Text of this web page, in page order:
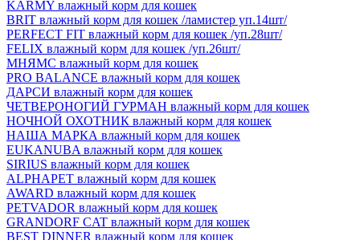
KARMY влажный корм для кошек
BRIT влажный корм для кошек /ламистер уп.14шт/
PERFECT FIT влажный корм для кошек /уп.28шт/
FELIX влажный корм для кошек /уп.26шт/
МНЯМС влажный корм для кошек
PRO BALANCE влажный корм для кошек
ДАРСИ влажный корм для кошек
ЧЕТВЕРОНОГИЙ ГУРМАН влажный корм для кошек
НОЧНОЙ ОХОТНИК влажный корм для кошек
НАША МАРКА влажный корм для кошек
EUKANUBA влажный корм для кошек
SIRIUS влажный корм для кошек
ALPHAPET влажный корм для кошек
AWARD влажный корм для кошек
PETVADOR влажный корм для кошек
GRANDORF CAT влажный корм для кошек
BEST DINNER влажный корм для кошек